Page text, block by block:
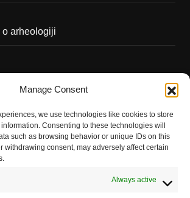
Manage Consent
we use technologies like cookies to store
Consenting to these technologies will
such as browsing behavior or unique IDs on this
withdrawing consent, may adversely affect certain
Always active
o arheologiji